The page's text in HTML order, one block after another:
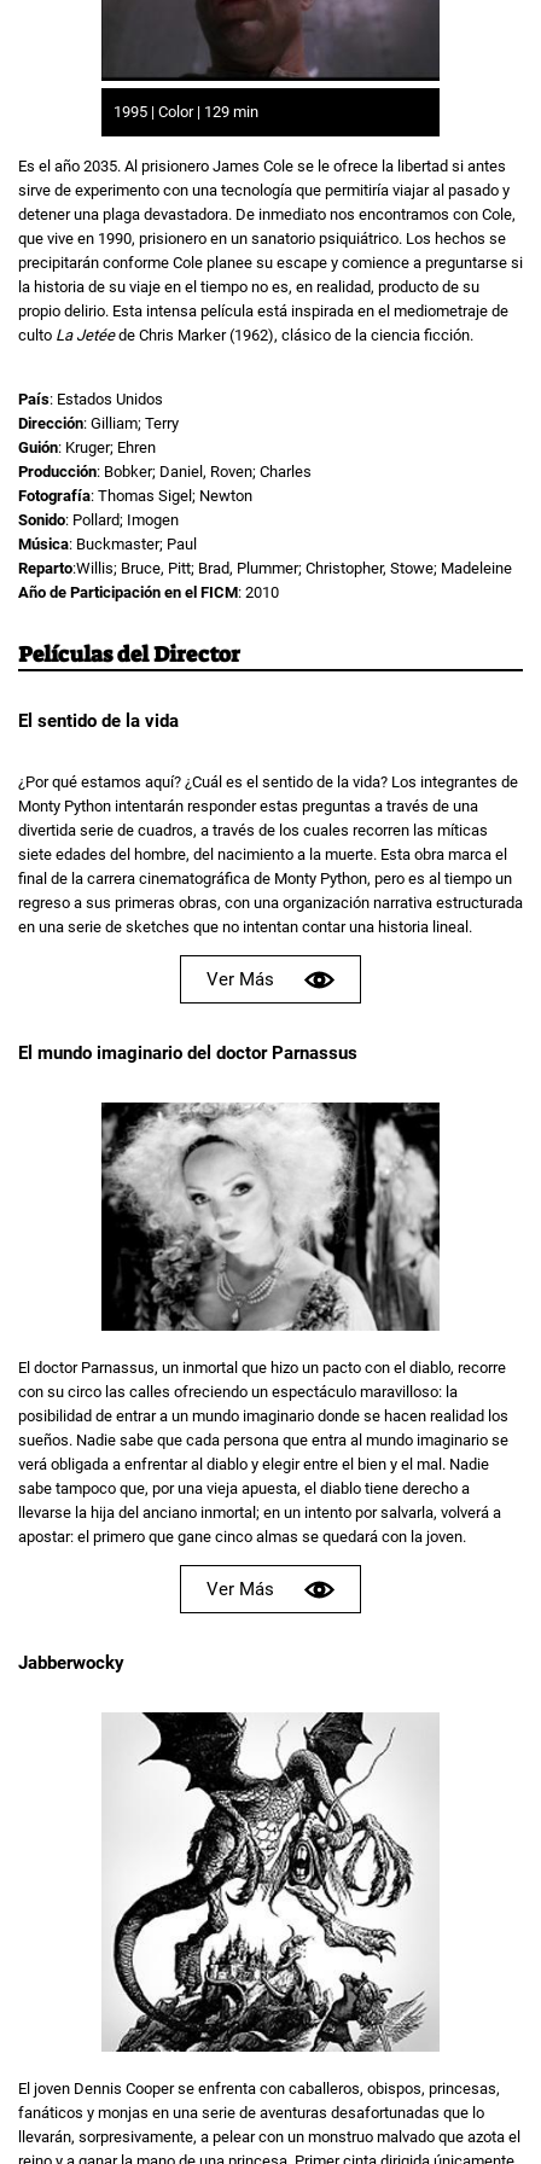
1995 | Color | 129 min
Es el año 2035. Al prisionero James Cole se le ofrece la libertad si antes
sirve de experimento con una tecnología que permitiría viajar al pasado y
detener una plaga devastadora. De inmediato nos encontramos con Cole,
que vive en 1990, prisionero en un sanatorio psiquiátrico. Los hechos se
precipitarán conforme Cole planee su escape y comience a preguntarse si
la historia de su viaje en el tiempo no es, en realidad, producto de su
propio delirio. Esta intensa película está inspirada en el mediometraje de
culto La Jetéede Chris Marker (1962), clásico de la ciencia ficción.
País: Estados Unidos
Dirección: Gilliam; Terry
Guión: Kruger; Ehren
Producción: Bobker; Daniel, Roven; Charles
Fotografía: Thomas Sigel; Newton
Sonido: Pollard; Imogen
Música: Buckmaster; Paul
Reparto:Willis; Bruce, Pitt; Brad, Plummer; Christopher, Stowe; Madeleine
Año de Participación en el FICM: 2010
Películas del Director
El sentido de la vida
¿Por qué estamos aquí? ¿Cuál es el sentido de la vida? Los integrantes de
Monty Python intentarán responder estas preguntas a través de una
divertida serie de cuadros, a través de los cuales recorren las míticas
siete edades del hombre, del nacimiento a la muerte. Esta obra marca el
final de la carrera cinematográfica de Monty Python, pero es al tiempo un
regreso a sus primeras obras, con una organización narrativa estructurada
en una serie de sketches que no intentan contar una historia lineal.
Ver Más
El mundo imaginario del doctor Parnassus
El doctor Parnassus, un inmortal que hizo un pacto con el diablo, recorre
con su circo las calles ofreciendo un espectáculo maravilloso: la
posibilidad de entrar a un mundo imaginario donde se hacen realidad los
sueños. Nadie sabe que cada persona que entra al mundo imaginario se
verá obligada a enfrentar al diablo y elegir entre el bien y el mal. Nadie
sabe tampoco que, por una vieja apuesta, el diablo tiene derecho a
llevarse la hija del anciano inmortal; en un intento por salvarla, volverá a
apostar: el primero que gane cinco almas se quedará con la joven.
Ver Más
Jabberwocky
El joven Dennis Cooper se enfrenta con caballeros, obispos, princesas,
fanáticos y monjas en una serie de aventuras desafortunadas que lo
llevarán, sorpresivamente, a pelear con un monstruo malvado que azota el